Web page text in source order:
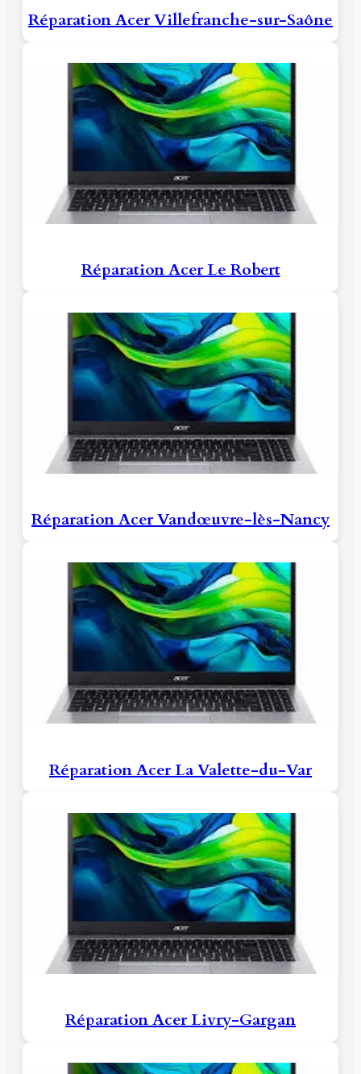
Réparation Acer Villefranche-sur-Saône
Réparation Acer Le Robert
Réparation Acer Vandœuvre-lès-Nancy
Réparation Acer La Valette-du-Var
Réparation Acer Livry-Gargan